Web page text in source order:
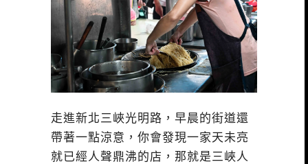
走進新北三峽光明路，早晨的街道還
帶著一點涼意，你會發現一家天未亮
就已經人聲鼎沸的店，那就是三峽人